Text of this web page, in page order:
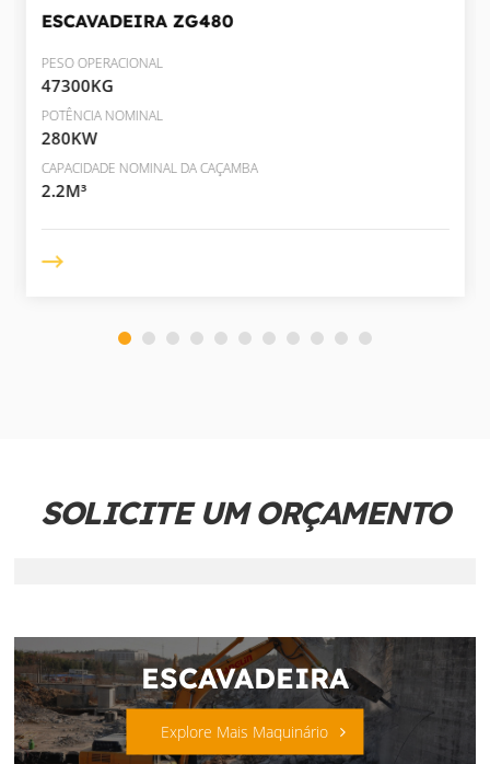
ESCAVADEIRA ZG480
PESO OPERACIONAL
47300KG
POTÊNCIA NOMINAL
280KW
CAPACIDADE NOMINAL DA CAÇAMBA
2.2M³
SOLICITE UM ORÇAMENTO
ESCAVADEIRA
Explore Mais Maquinário